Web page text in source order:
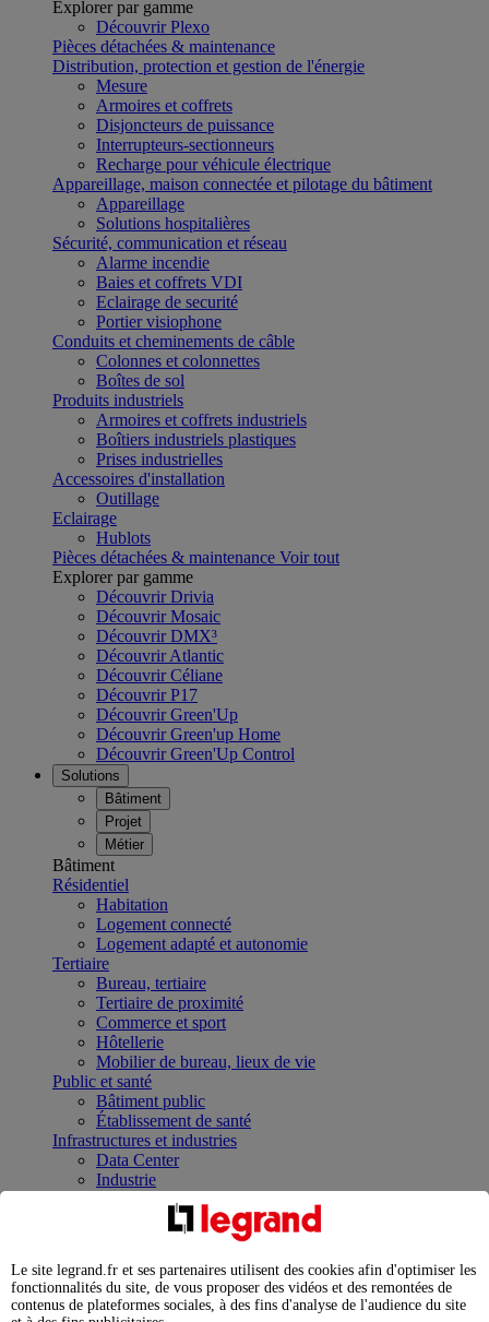
Explorer par gamme
Découvrir Plexo
Pièces détachées & maintenance
Distribution, protection et gestion de l'énergie
Mesure
Armoires et coffrets
Disjoncteurs de puissance
Interrupteurs-sectionneurs
Recharge pour véhicule électrique
Appareillage, maison connectée et pilotage du bâtiment
Appareillage
Solutions hospitalières
Sécurité, communication et réseau
Alarme incendie
Baies et coffrets VDI
Eclairage de securité
Portier visiophone
Conduits et cheminements de câble
Colonnes et colonnettes
Boîtes de sol
Produits industriels
Armoires et coffrets industriels
Boîtiers industriels plastiques
Prises industrielles
Accessoires d'installation
Outillage
Eclairage
Hublots
Pièces détachées & maintenance Voir tout
Explorer par gamme
Découvrir Drivia
Découvrir Mosaic
Découvrir DMX³
Découvrir Atlantic
Découvrir Céliane
Découvrir P17
Découvrir Green'Up
Découvrir Green'up Home
Découvrir Green'Up Control
Solutions
Bâtiment
Projet
Métier
Bâtiment
Résidentiel
Habitation
Logement connecté
Logement adapté et autonomie
Tertiaire
Bureau, tertiaire
Tertiaire de proximité
Commerce et sport
Hôtellerie
Mobilier de bureau, lieux de vie
Public et santé
Bâtiment public
Établissement de santé
Infrastructures et industries
Data Center
Industrie
Infrastructures
Contrôler et planifier le fonctionnement des appareils
Répartir et optimiser son tableau électrique
Legrand Data Center Solutions : concentrer les
expertises au service de vos performances
Le site legrand.fr et ses partenaires utilisent des cookies afin d'optimiser les
fonctionnalités du site, de vous proposer des vidéos et des remontées de
contenus de plateformes sociales, à des fins d'analyse de l'audience du site